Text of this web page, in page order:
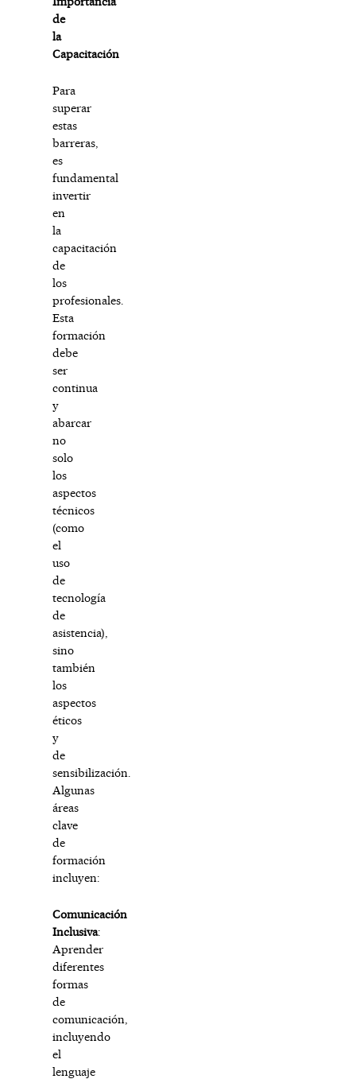
de
la
Capacitación
Para
superar
estas
barreras,
es
fundamental
invertir
en
la
capacitación
de
los
profesionales.
Esta
formación
debe
ser
continua
y
abarcar
no
solo
los
aspectos
técnicos
(como
el
uso
de
tecnología
de
asistencia),
sino
también
los
aspectos
éticos
y
de
sensibilización.
Algunas
áreas
clave
de
formación
incluyen:
Comunicación
Inclusiva:
Aprender
diferentes
formas
de
comunicación,
incluyendo
el
lenguaje